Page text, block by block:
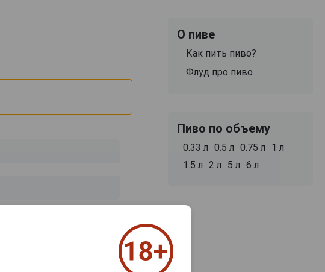
из 2000 знаков
О пиве
Как пить пиво?
Флуд про пиво
Пиво по объему
0.33 л 0.5 л 0.75 л
1 л
1.5 л
2 л 5 л 6 л